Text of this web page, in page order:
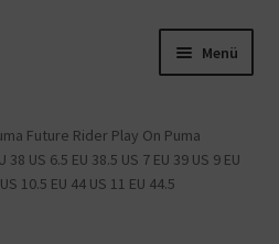
Menü
Future Rider Play On Puma
US 6.5 EU 38.5 US 7 EU 39 US 9 EU
10.5 EU 44 US 11 EU 44.5